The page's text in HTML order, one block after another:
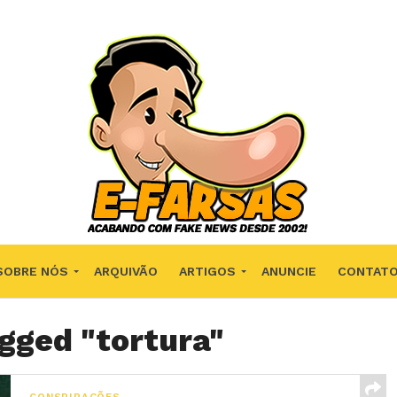
NÓS ARQUIVÃO ARTIGOS ANUNCIE CONTATO
"tortura"